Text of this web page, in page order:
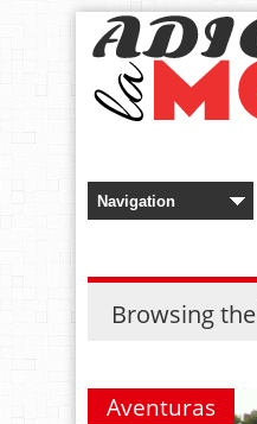
Browsing the
Aventuras